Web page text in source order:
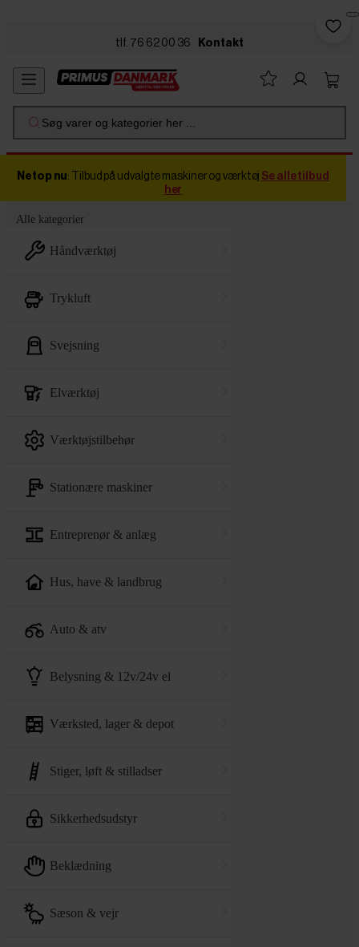
tlf. 76 62 00 36 Kontakt
Søg varer og kategorier her ...
Netop nu: Tilbud på udvalgte maskiner og værktøj Se alle tilbud
her
Alle kategorier
håndværktøj
trykluft
svejsning
elværktøj
værktøjstilbehør
stationære maskiner
entreprenør & anlæg
hus, have & landbrug
auto & atv
belysning & 12v/24v el
værksted, lager & depot
stiger, løft & stilladser
sikkerhedsudstyr
beklædning
sæson & vejr